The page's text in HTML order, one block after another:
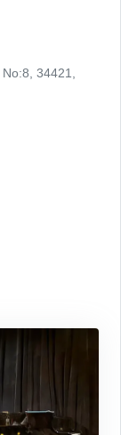
34421,